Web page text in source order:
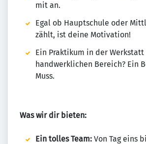
mit an.
Egal ob Hauptschule oder
zählt, ist deine Motivation!
Ein Praktikum in der
handwerklichen Bereich? Ein
Muss.
Was wir dir bieten:
Ein tolles Team: Von Tag eins